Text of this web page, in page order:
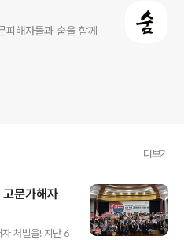
피해자들과 숨을 함께
더보기
문가해자
처벌을! 지난 6